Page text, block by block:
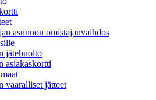
asunnon omistajanvaihdos
jätehuolto
asiakaskortti
vaaralliset jätteet